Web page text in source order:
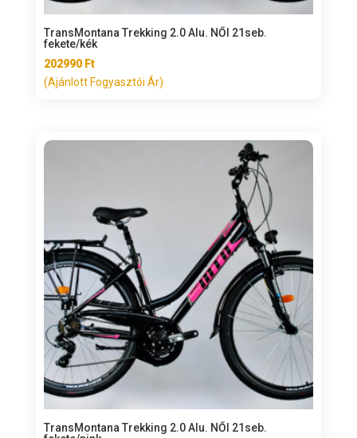
TransMontana Trekking 2.0 Alu. NŐI 21seb.
fekete/kék
202990 Ft
(Ajánlott Fogyasztói Ár)
TransMontana Trekking 2.0 Alu. NŐI 21seb.